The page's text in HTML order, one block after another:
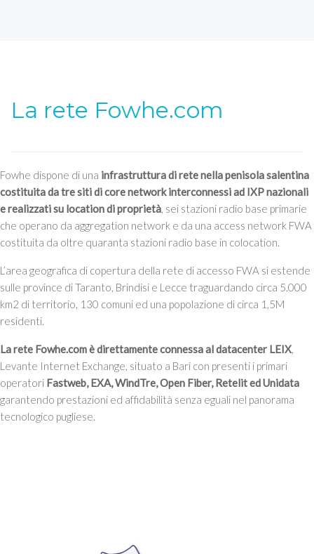
La rete Fowhe.com
Fowhe dispone di una infrastruttura di rete nella penisola salentina
costituita da tre siti di core network interconnessi ad IXP nazionali
e realizzati su location di proprietà, sei stazioni radio base primarie
che operano da aggregation network e da una access network FWA
costituita da oltre quaranta stazioni radio base in colocation.
L’area geografica di copertura della rete di accesso FWA si estende
sulle province di Taranto, Brindisi e Lecce traguardando circa 5.000
km2 di territorio, 130 comuni ed una popolazione di circa 1,5M
residenti.
La rete Fowhe.com è direttamente connessa al datacenter LEIX,
Levante Internet Exchange, situato a Bari con presenti i primari
operatori Fastweb, EXA, WindTre, Open Fiber, Retelit ed Unidata
garantendo prestazioni ed affidabilità senza eguali nel panorama
tecnologico pugliese.